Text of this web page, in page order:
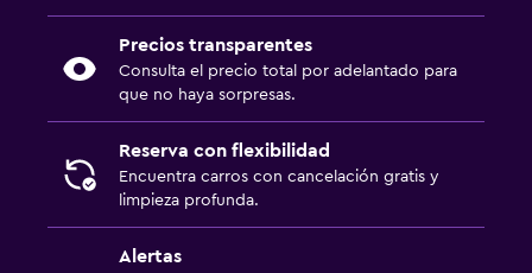
Precios transparentes
Consulta el precio total por adelantado para
que no haya sorpresas.
Reserva con flexibilidad
Encuentra carros con cancelación gratis y
limpieza profunda.
Alertas